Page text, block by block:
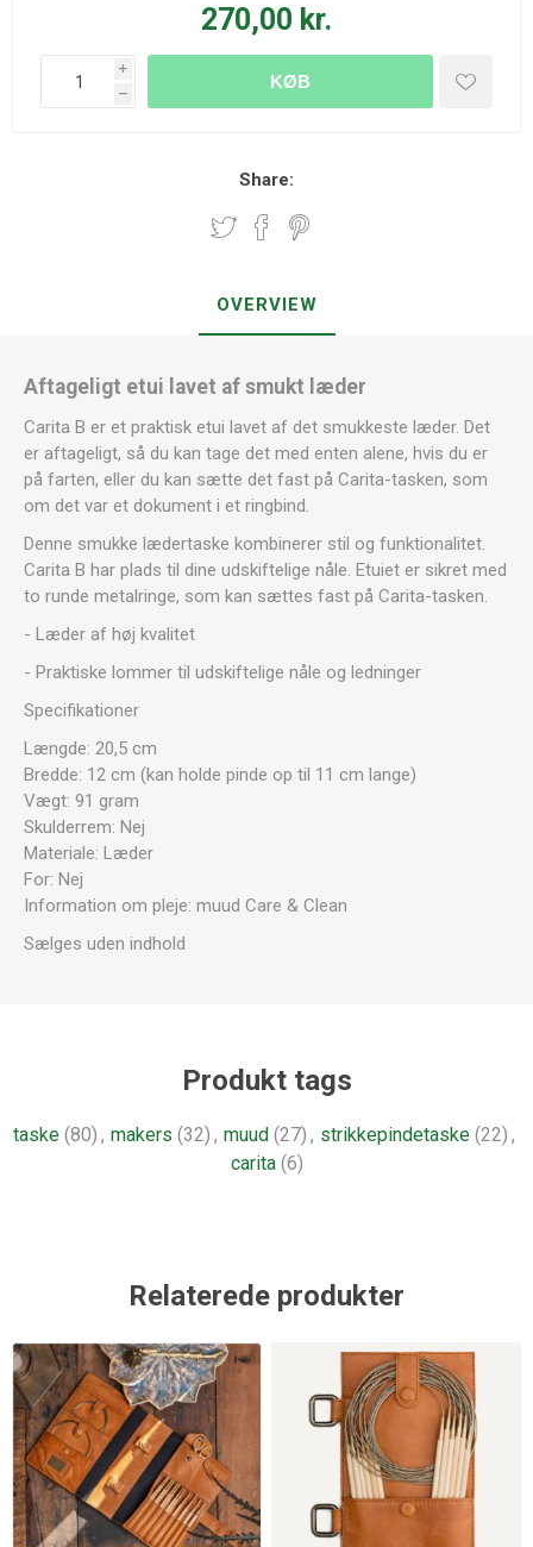
270,00 kr.
i
h
KØB
Share:
OVERVIEW
Aftageligt etui lavet af smukt læder
Carita B er et praktisk etui lavet af det smukkeste læder. Det
er aftageligt, så du kan tage det med enten alene, hvis du er
på farten, eller du kan sætte det fast på Carita-tasken, som
om det var et dokument i et ringbind.
Denne smukke lædertaske kombinerer stil og funktionalitet.
Carita B har plads til dine udskiftelige nåle. Etuiet er sikret med
to runde metalringe, som kan sættes fast på Carita-tasken.
- Læder af høj kvalitet
- Praktiske lommer til udskiftelige nåle og ledninger
Specifikationer
Længde: 20,5 cm
Bredde: 12 cm (kan holde pinde op til 11 cm lange)
Vægt: 91 gram
Skulderrem: Nej
Materiale: Læder
For: Nej
Information om pleje: muud Care & Clean
Sælges uden indhold
Produkt tags
taske (80) , makers (32) , muud (27) , strikkepindetaske (22) ,
carita (6)
Relaterede produkter